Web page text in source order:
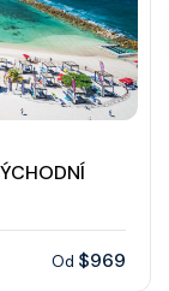
Od $969